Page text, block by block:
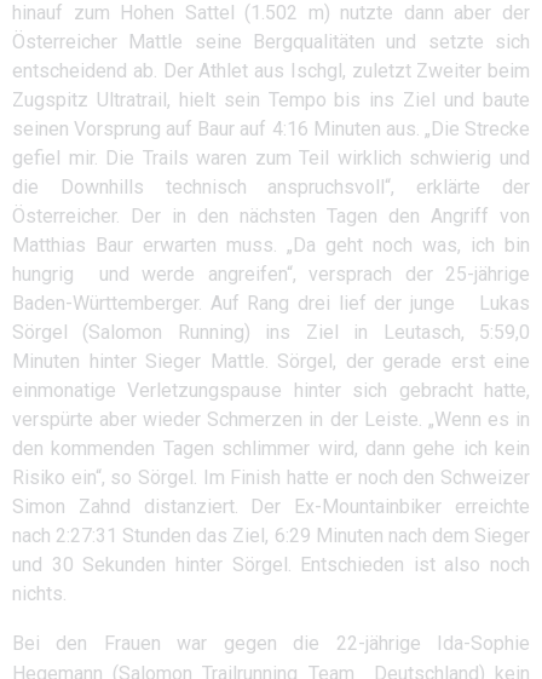
hinauf zum Hohen Sattel (1.502 m) nutzte dann aber der
Österreicher Mattle seine Bergqualitäten und setzte sich
entscheidend ab. Der Athlet aus Ischgl, zuletzt Zweiter beim
Zugspitz Ultratrail, hielt sein Tempo bis ins Ziel und baute
seinen Vorsprung auf Baur auf 4:16 Minuten aus. „Die Strecke
gefiel mir. Die Trails waren zum Teil wirklich schwierig und
die Downhills technisch anspruchsvoll“, erklärte der
Österreicher. Der in den nächsten Tagen den Angriff von
Matthias Baur erwarten muss. „Da geht noch was, ich bin
hungrig und werde angreifen“, versprach der 25-jährige
Baden-Württemberger. Auf Rang drei lief der junge Lukas
Sörgel (Salomon Running) ins Ziel in Leutasch, 5:59,0
Minuten hinter Sieger Mattle. Sörgel, der gerade erst eine
einmonatige Verletzungspause hinter sich gebracht hatte,
verspürte aber wieder Schmerzen in der Leiste. „Wenn es in
den kommenden Tagen schlimmer wird, dann gehe ich kein
Risiko ein“, so Sörgel. Im Finish hatte er noch den Schweizer
Simon Zahnd distanziert. Der Ex-Mountainbiker erreichte
nach 2:27:31 Stunden das Ziel, 6:29 Minuten nach dem Sieger
und 30 Sekunden hinter Sörgel. Entschieden ist also noch
nichts.
Bei den Frauen war gegen die 22-jährige Ida-Sophie
Hegemann (Salomon Trailrunning Team Deutschland) kein